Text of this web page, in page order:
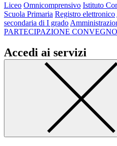
Liceo Omnicomprensivo Istituto
Scuola Primaria Registro elettronico
secondaria di I grado
PARTECIPAZIONE CONVEGNO
Accedi ai servizi